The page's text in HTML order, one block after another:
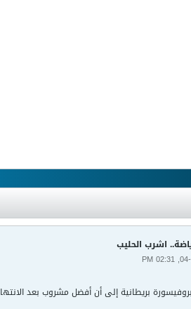
اشرب الحليب
04-
بريطانية إلى أن أفضل مشروب بعد